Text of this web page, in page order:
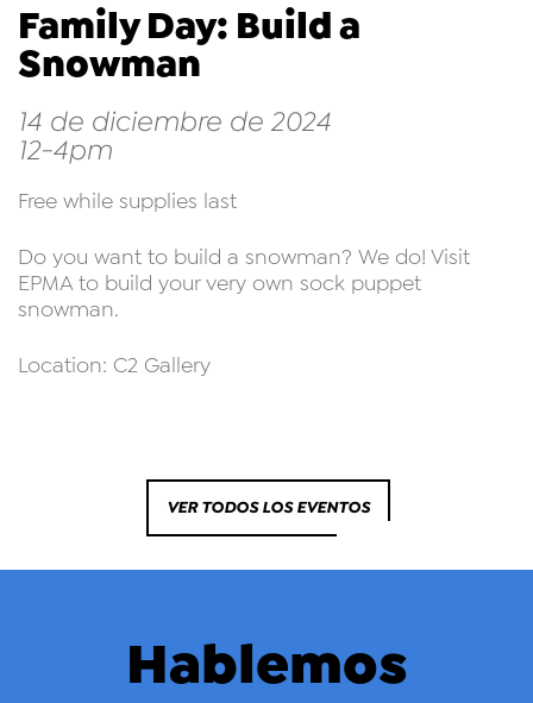
Family Day: Build a
Snowman
14 de diciembre de 2024
12-4pm
Free while supplies last
Do you want to build a snowman? We do! Visit
EPMA to build your very own sock puppet
snowman.
Location: C2 Gallery
VER TODOS LOS EVENTOS
Hablemos